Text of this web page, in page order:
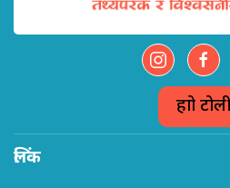
हाम्रो
लिंक